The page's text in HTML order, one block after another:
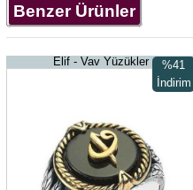
Benzer Ürünler
Elif - Vav Yüzükler
%41
İndirim